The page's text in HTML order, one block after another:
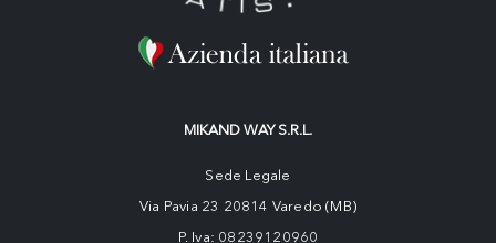
MIKAND WAY S.R.L.
Sede Legale
Via Pavia 23 20814 Varedo (MB)
P. Iva: 08239120960